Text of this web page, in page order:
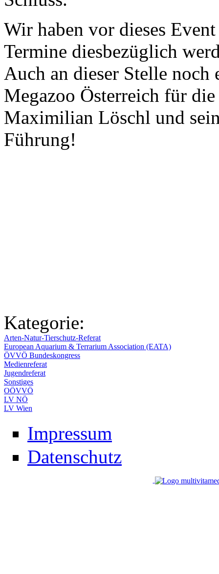
Wir haben vor dieses
Termine diesbezüglich
Auch an dieser Stelle
Megazoo Österreich für
Maximilian Löschl und
Führung!
Kategorie:
Arten-Natur-Tierschutz-Referat
European Aquarium & Terrarium Association (EATA)
ÖVVÖ Bundeskongress
Medienreferat
Jugendreferat
Sonstiges
OÖVVÖ
LV NÖ
LV Wien
Impressum
Datenschutz